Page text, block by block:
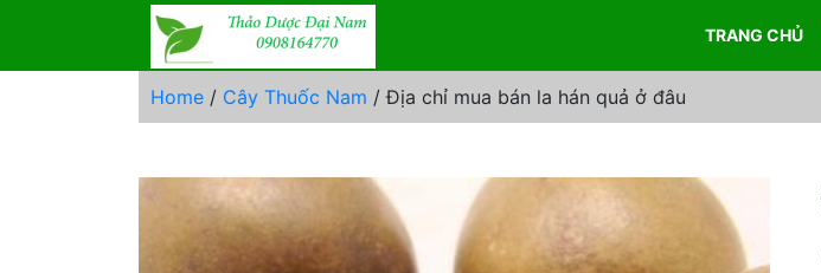
content
TRANG CHỦ
Home / Cây Thuốc Nam / Địa chỉ mua bán la hán quả ở đâu